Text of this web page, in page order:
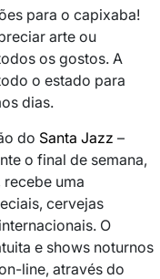
para o capixaba!
arte ou
os gostos. A
o estado para
dias.
do Santa Jazz –
o final de semana,
recebe uma
cervejas
O
e shows noturnos
line, através do